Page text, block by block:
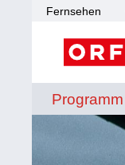
Fernsehen
Programm